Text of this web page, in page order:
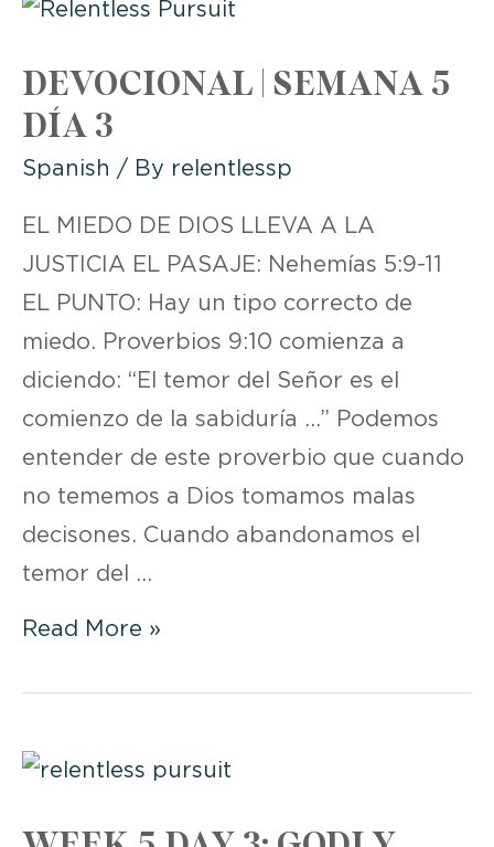
REPENTANCE
DEVOCIONAL | SEMANA 5
DÍA 3
Spanish / By relentlessp
EL MIEDO DE DIOS LLEVA A LA
JUSTICIA EL PASAJE: Nehemías 5:9-11
EL PUNTO: Hay un tipo correcto de
miedo. Proverbios 9:10 comienza a
diciendo: “El temor del Señor es el
comienzo de la sabiduría …” Podemos
entender de este proverbio que cuando
no tememos a Dios tomamos malas
decisones. Cuando abandonamos el
temor del …
DEVOCIONAL
DÍA
Read More »